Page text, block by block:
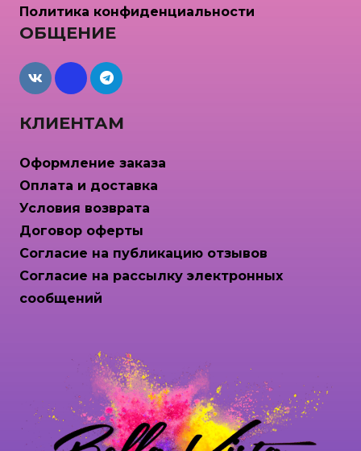
КЛИЕНТАМ
Оформление заказа
Оплата и доставка
Условия возврата
Договор оферты
Согласие на публикацию отзывов
Согласие на рассылку электронных
сообщений
ОБЩЕНИЕ
maxcdn
Политика конфиденциальности